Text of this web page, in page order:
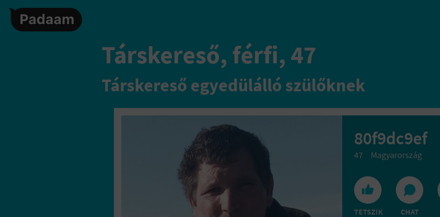
Társkereső, férfi, 47
Társkereső egyedülálló szülőknek
80f9dc9ef
47 Magyarország
TETSZIK CHAT